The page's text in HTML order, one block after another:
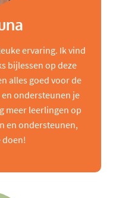
ervaring. Ik vind
bijlessen op deze
alles goed voor de
ondersteunen je
meer leerlingen op
en ondersteunen,
doen!